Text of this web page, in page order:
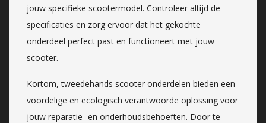
jouw specifieke scootermodel. Controleer altijd de
specificaties en zorg ervoor dat het gekochte
onderdeel perfect past en functioneert met jouw
scooter.
Kortom, tweedehands scooter onderdelen bieden een
voordelige en ecologisch verantwoorde oplossing voor
jouw reparatie- en onderhoudsbehoeften. Door te